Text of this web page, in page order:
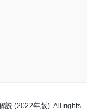
説 (2022年版). All rights